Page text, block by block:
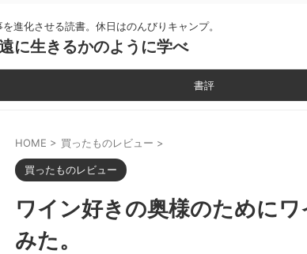
を進化させる読書。休日はのんびりキャンプ。
に生きるかのように学べ
書評
HOME > 買ったものレビュー >
買ったものレビュー
ワイン好きの奥様のために
みた。